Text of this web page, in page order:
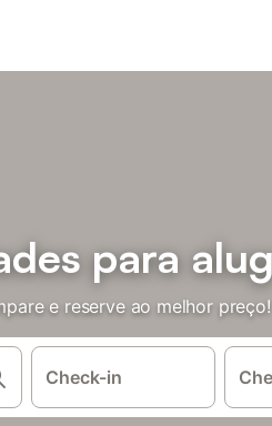
para
e reserve ao melhor preço!
Check-in